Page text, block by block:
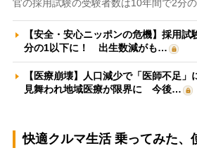
官の採用試験の受験者数は10年間で2分
【安全・安心ニッポンの危機】採用
分の1以下に！ 出生数減がも…
【医療崩壊】人口減少で「医師不足
見舞われ地域医療が限界に 今後…
快適クルマ生活 乗ってみた、